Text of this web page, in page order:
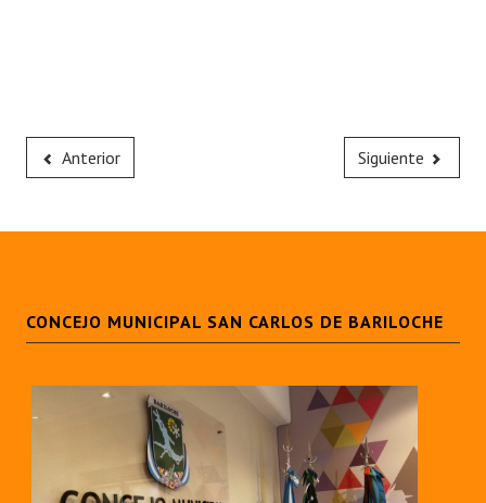
Anterior Siguiente
CONCEJO MUNICIPAL SAN CARLOS DE BARILOCHE